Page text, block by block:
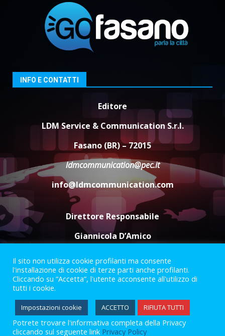
campionato di calcio”
7 Agosto 2026 06:00
3
Fasanese ferito a colpi di arma
6 Agosto 2026 18:13
Carta d’identità: continua il piano
di aperture straordinarie del
Comune di Fasano
6 Agosto 2026 14:16
Grazia Neglia, coordinatrice
cittadina di Fratelli d’Italia,
pronta a tornare in Consiglio
comunale
6 Agosto 2026 08:00
INFO E CONTATTI
Editore
LDM Service & Communication S.r.l.
Fasano (BR) – 72015
ldmcommunication@pec.it
info@ldmcommunication.com
Direttore Responsabile
Giannicola D’Amico
Termini e Condizioni
Privacy Policy
Informazioni Legali
Facebook
Instagram
Youtube
2023 © Gofasano|Powered byCreativestudio
Il sito non utilizza cookie profilanti ma consente
l'installazione di cookie di terze parti anche profilanti.
Cliccando su “Accetta”, l'utente acconsente all'utilizzo di
tutti i cookie.
Impostazioni cookie ACCETTO RIFIUTA TUTTI
Potrete trovare l'informativa completa della Privacy
cliccando sul seguente link Privacy Policy